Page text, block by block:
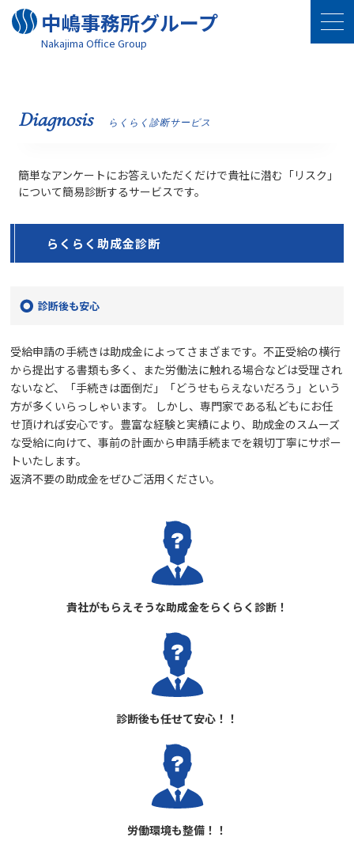
中嶋事務所グループ
Nakajima Oﬃce Group
Diagnosis らくらく診断サービス
簡単なアンケートにお答えいただくだけで貴社に潜む「リスク」
について簡易診断するサービスです。
らくらく助成金診断
診断後も安心
受給申請の手続きは助成金によってさまざまです。不正受給の横行
から提出する書類も多く、また労働法に触れる場合などは受理され
ないなど、「手続きは面倒だ」「どうせもらえないだろう」という
方が多くいらっしゃいます。
しかし、専門家である私どもにお任
せ頂ければ安心です。豊富な経験と実績により、助成金のスムーズ
な受給に向けて、事前の計画から申請手続までを親切丁寧にサポー
トいたします。
返済不要の助成金をぜひご活用ください。
貴社がもらえそうな助成金をらくらく診断！
診断後も任せて安心！！
労働環境も整備！！